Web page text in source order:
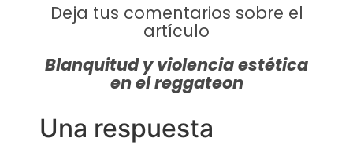
Deja tus comentarios sobre el
artículo
Blanquitud y violencia estética
en el reggateon
Una respuesta